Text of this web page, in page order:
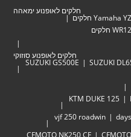
חלקים לאופנוע ימאהה
חלקים לאופנוע סוזוקי
SUZUKI GS500E
KTM
vjf 250
CFMOTO NK250